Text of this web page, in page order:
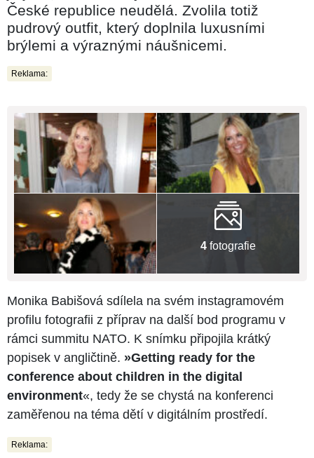
České republice neudělá. Zvolila totiž
pudrový outfit, který doplnila luxusními
brýlemi a výraznými náušnicemi.
Reklama:
4 fotografie
Monika Babišová sdílela na svém instagramovém
profilu fotografii z příprav na další bod programu v
rámci summitu NATO. K snímku připojila krátký
popisek v angličtině. »Getting ready for the
conference about children in the digital
environment«, tedy že se chystá na konferenci
zaměřenou na téma dětí v digitálním prostředí.
Reklama: